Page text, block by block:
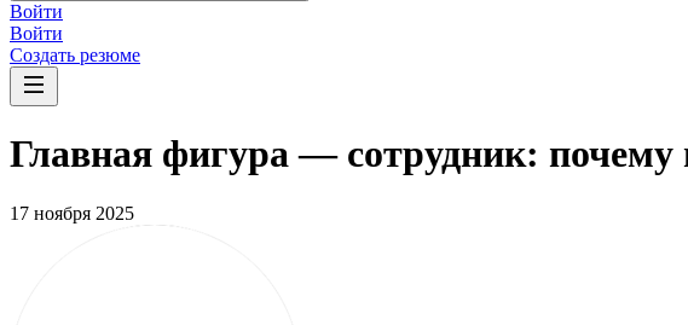
Войти
Войти
Создать резюме
Главная фигура — сотрудник: почему
17 ноября 2025